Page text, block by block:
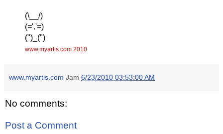
(\__/)
(='.'=)
(")_(")
www.myartis.com 2010
www.myartis.com Jam 6/23/2010 03:53:00 AM
No comments:
Post a Comment